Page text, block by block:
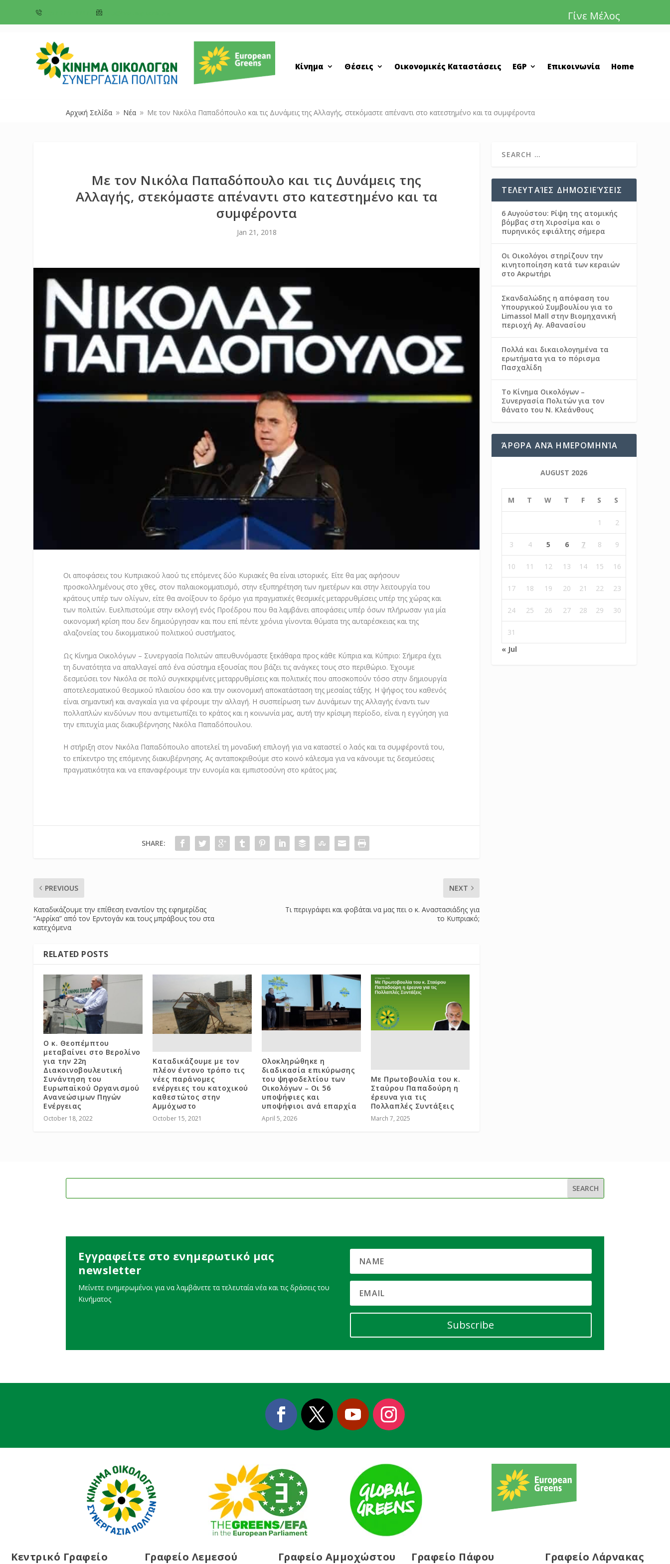
Γίνε Μέλος
Κίνημα Θέσεις Οικονομικές Καταστάσεις EGP Επικοινωνία Home
Αρχική Σελίδα 9 Νέα 9 Με τον Νικόλα Παπαδόπουλο και τις Δυνάμεις της Αλλαγής, στεκόμαστε απέναντι στο κατεστημένο και τα συμφέροντα
Με τον Νικόλα Παπαδόπουλο και τις Δυνάμεις της
Αλλαγής, στεκόμαστε απέναντι στο κατεστημένο και τα
συμφέροντα
Jan 21, 2018
Οι αποφάσεις του Κυπριακού λαού τις επόμενες δύο Κυριακές θα είναι ιστορικές. Είτε θα μας αφήσουν
προσκολλημένους στο χθες, στον παλαιοκομματισμό, στην εξυπηρέτηση των ημετέρων και στην λειτουργία του
κράτους υπέρ των ολίγων, είτε θα ανοίξουν το δρόμο για πραγματικές θεσμικές μεταρρυθμίσεις υπέρ της χώρας και
των πολιτών. Ευελπιστούμε στην εκλογή ενός Προέδρου που θα λαμβάνει αποφάσεις υπέρ όσων πλήρωσαν για μία
οικονομική κρίση που δεν δημιούργησαν και που επί πέντε χρόνια γίνονται θύματα της αυταρέσκειας και της
αλαζονείας του δικομματικού πολιτικού συστήματος.
Ως Κίνημα Οικολόγων – Συνεργασία Πολιτών απευθυνόμαστε ξεκάθαρα προς κάθε Κύπρια και Κύπριο: Σήμερα έχει
τη δυνατότητα να απαλλαγεί από ένα σύστημα εξουσίας που βάζει τις ανάγκες τους στο περιθώριο. Έχουμε
δεσμεύσει τον Νικόλα σε πολύ συγκεκριμένες μεταρρυθμίσεις και πολιτικές που αποσκοπούν τόσο στην δημιουργία
αποτελεσματικού θεσμικού πλαισίου όσο και την οικονομική αποκατάσταση της μεσαίας τάξης. Η ψήφος του καθενός
είναι σημαντική και αναγκαία για να φέρουμε την αλλαγή. Η συσπείρωση των Δυνάμεων της Αλλαγής έναντι των
πολλαπλών κινδύνων που αντιμετωπίζει το κράτος και η κοινωνία μας, αυτή την κρίσιμη περίοδο, είναι η εγγύηση για
την επιτυχία μιας διακυβέρνησης Νικόλα Παπαδόπουλου.
Η στήριξη στον Νικόλα Παπαδόπουλο αποτελεί τη μοναδική επιλογή για να καταστεί ο λαός και τα συμφέροντά του,
το επίκεντρο της επόμενης διακυβέρνησης. Ας ανταποκριθούμε στο κοινό κάλεσμα για να κάνουμε τις δεσμεύσεις
πραγματικότητα και να επαναφέρουμε την ευνομία και εμπιστοσύνη στο κράτος μας.
SHARE:
PREVIOUS
Καταδικάζουμε την επίθεση εναντίον της εφημερίδας
“Αφρίκα” από τον Ερντογάν και τους μπράβους του στα
κατεχόμενα
NEXT
Τι περιγράφει και φοβάται να μας πει ο κ. Αναστασιάδης για
το Κυπριακό;
RELATED POSTS
Ο κ. Θεοπέμπτου
μεταβαίνει στο Βερολίνο
για την 22η
Διακοινοβουλευτική
Συνάντηση του
Ευρωπαϊκού Οργανισμού
Ανανεώσιμων Πηγών
Ενέργειας
October 18, 2022
Καταδικάζουμε με τον
πλέον έντονο τρόπο τις
νέες παράνομες
ενέργειες του κατοχικού
καθεστώτος στην
Αμμόχωστο
October 15, 2021
Ολοκληρώθηκε η
διαδικασία επικύρωσης
του ψηφοδελτίου των
Οικολόγων – Οι 56
υποψήφιες και
υποψήφιοι ανά επαρχία
April 5, 2026
Με Πρωτοβουλία του κ.
Σταύρου Παπαδούρη η
έρευνα για τις
Πολλαπλές Συντάξεις
March 7, 2025
ΤΕΛΕΥΤΑΊΕΣ ΔΗΜΟΣΙΕΎΣΕΙΣ
6 Αυγούστου: Ρίψη της ατομικής
βόμβας στη Χιροσίμα και ο
πυρηνικός εφιάλτης σήμερα
Οι Οικολόγοι στηρίζουν την
κινητοποίηση κατά των κεραιών
στο Ακρωτήρι
Σκανδαλώδης η απόφαση του
Υπουργικού Συμβουλίου για το
Limassol Mall στην Βιομηχανική
περιοχή Αγ. Αθανασίου
Πολλά και δικαιολογημένα τα
ερωτήματα για το πόρισμα
Πασχαλίδη
Το Κίνημα Οικολόγων –
Συνεργασία Πολιτών για τον
θάνατο του Ν. Κλεάνθους
ΆΡΘΡΑ ΑΝΆ ΗΜΕΡΟΜΗΝΊΑ
AUGUST 2026
M T W T F S S
1 2
3 4 5 6 7 8 9
10 11 12 13 14 15 16
17 18 19 20 21 22 23
24 25 26 27 28 29 30
31
« Jul
Εγγραφείτε στο ενημερωτικό μας
newsletter
Μείνετε ενημερωμένοι για να λαμβάνετε τα τελευταία νέα και τις δράσεις του
Κινήματος
Subscribe
Κεντρικό Γραφείο Γραφείο Λεμεσού Γραφείο Αμμοχώστου Γραφείο Πάφου Γραφείο Λάρνακας